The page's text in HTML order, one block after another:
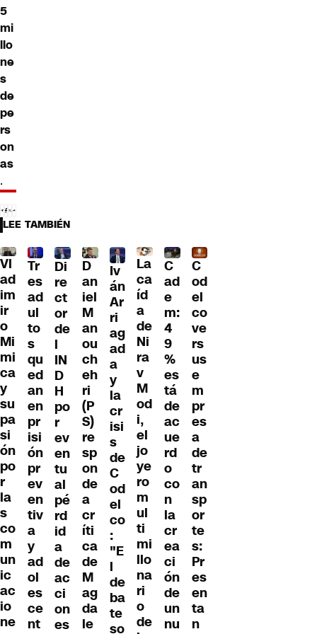
5
mi
llo
ne
s
de
pe
rs
on
as
.
LEE TAMBIÉN
Vl
ad
im
ir
o
Mi
mi
ca
y
su
pa
si
ón
po
r
la
s
co
m
un
ic
ac
io
ne
Tr
es
ad
ul
to
s
qu
ed
an
en
pr
isi
ón
pr
ev
en
tiv
a
y
ad
ol
es
ce
nt
Di
re
ct
or
de
l
IN
D
H
po
r
ev
en
tu
al
pé
rd
id
a
de
ac
ci
on
es
D
an
iel
M
an
ou
ch
eh
ri
(P
S)
re
sp
on
de
a
cr
íti
ca
de
M
ag
da
le
Iv
án
Ar
ri
ag
ad
a
y
la
cr
isi
s
de
C
od
el
co
:
"E
l
de
ba
te
so
La
ca
íd
a
de
Ni
ra
v
M
od
i,
el
jo
ye
ro
m
ul
ti
mi
llo
na
ri
o
de
C
ad
e
m:
4
9
%
es
tá
de
ac
ue
rd
o
co
n
la
cr
ea
ci
ón
de
un
nu
C
od
el
co
ve
rs
us
e
m
pr
es
a
de
tr
an
sp
or
te
s:
Pr
es
en
ta
n